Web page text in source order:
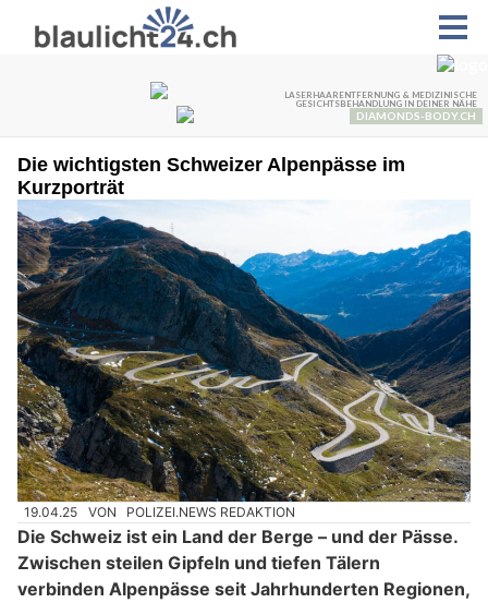
Die wichtigsten Schweizer Alpenpässe im
Kurzporträt
19.04.25 VON POLIZEI.NEWS REDAKTION
Die Schweiz ist ein Land der Berge – und der Pässe.
Zwischen steilen Gipfeln und tiefen Tälern
verbinden Alpenpässe seit Jahrhunderten Regionen,